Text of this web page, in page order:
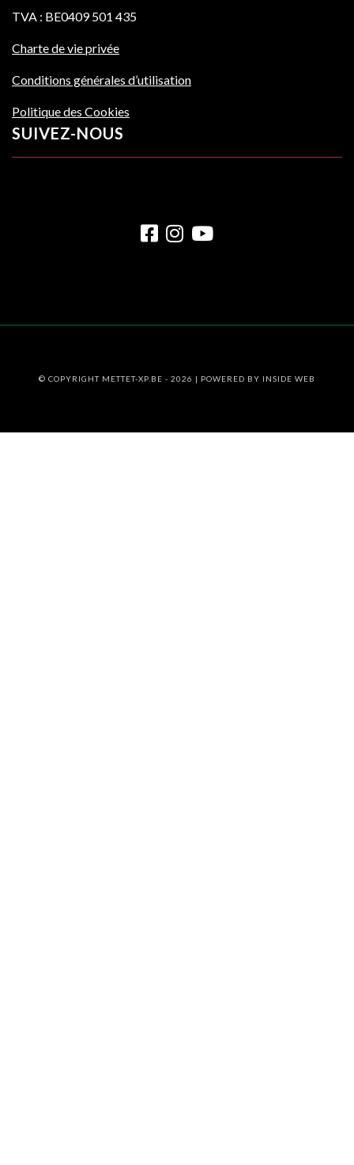
TVA : BE0409 501 435
Charte de vie privée
Conditions générales d’utilisation
Politique des Cookies
SUIVEZ-NOUS
© COPYRIGHT METTET-XP.BE - 2026 | POWERED BY INSIDE WEB